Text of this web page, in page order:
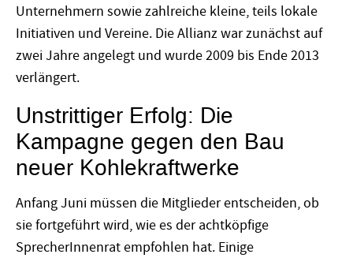
Unternehmern sowie zahlreiche kleine, teils lokale
Initiativen und Vereine. Die Allianz war zunächst auf
zwei Jahre angelegt und wurde 2009 bis Ende 2013
verlängert.
Unstrittiger Erfolg: Die
Kampagne gegen den Bau
neuer Kohlekraftwerke
Anfang Juni müssen die Mitglieder entscheiden, ob
sie fortgeführt wird, wie es der achtköpfige
SprecherInnenrat empfohlen hat. Einige